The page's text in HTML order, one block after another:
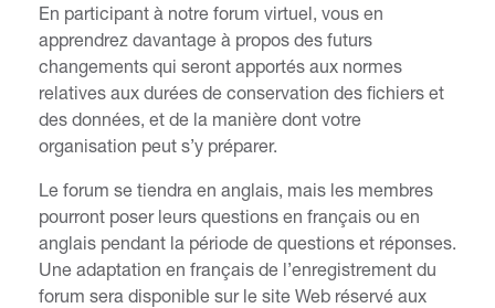
En participant à notre forum virtuel, vous en
apprendrez davantage à propos des futurs
changements qui seront apportés aux normes
relatives aux durées de conservation des fichiers et
des données, et de la manière dont votre
organisation peut s’y préparer.
Le forum se tiendra en anglais, mais les membres
pourront poser leurs questions en français ou en
anglais pendant la période de questions et réponses.
Une adaptation en français de l’enregistrement du
forum sera disponible sur le site Web réservé aux